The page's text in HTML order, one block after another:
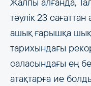
тәулік 23
ашық ғарышқа
тарихындағы
саласындағы ең
атақтарға ие